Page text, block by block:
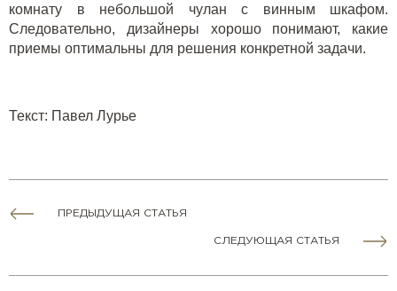
комнату в небольшой чулан с винным шкафом.
Следовательно, дизайнеры хорошо понимают, какие
приемы оптимальны для решения конкретной задачи.
Текст: Павел Лурье
ПРЕДЫДУЩАЯ СТАТЬЯ
СЛЕДУЮЩАЯ СТАТЬЯ